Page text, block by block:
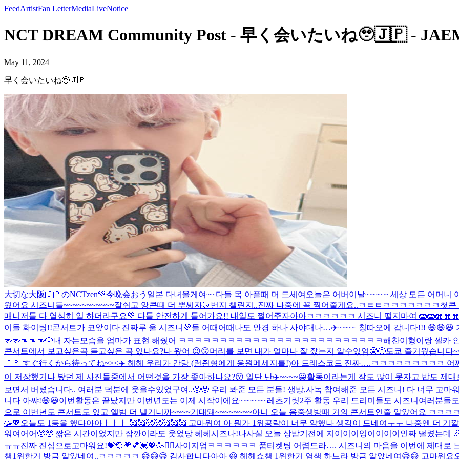
FeedArtistFan LetterMediaLiveNotice
NCT DREAM Community Post - 早く会いたいね🥹🇯🇵 -
May 11, 2024
早く会いたいね🥹🇯🇵
大切な大阪🇯🇵のNCTzen💚今晩会おう 일본 다녀올게여~~다들 목 아플때 머 드세여 오늘은 어버이날~~~~~ 세상 모든 어머니
웠어요 시즈니들~~~~~~~~~~~잘쉬고 앙콘때 더 뿌씨자🤟번지 챌린지..진짜 나중에 꼭 찍어줄게요..ㅋㅌㅌㅋㅋㅋㅋㅋㅋㅋ 첫콘
매니저들 다 열심히 일 하더라구요💚 다들 안전하게 들어가요!! 내일도 쩔어주자아아ㅋㅋㅋㅋㅋㅋ 시즈니 떨지마여
이들 화이팅!!콘서트가 코앞이다 진짜루 울 시즈니💚들 어때어때 나도 안경 하나 사야대나…✈️~~~~ 칭따오에 갑니다!!! 😆😆😆
🫳🫳🫳🫳🫳🐶내 자는모습을 엄마가 표현 해줬어 ㅋㅋㅋㅋㅋㅋㅋㅋㅋㅋㅋㅋㅋㅋㅋㅋㅋㅋㅋㅋㅋㅋㅋㅋㅋ해찬이형이랑 셀카
콘서트에서 보고싶은곡 듣고싶은 곡 있나요?나 왔어 😉😗머리를 보면 내가 얼마나 잘 잤는지 알수있엄🤓😚도쿄 즐거웠습니다
🇯🇵 すぐ行くから待ってね~><✈️ 헤헤 우리가 간당 (런쥔형에게 응원메세지를!)아 드레스코드 진짜….ㅋㅋㅋㅋㅋㅋㅋㅋㅋ 어
이 저장했거나 봤던 제 사진들중에서 어떤것을 가장 좋아하나요?😚 일단 난✈️~~~~😀활동이라는게 잠도 많이 못자고 밥도 제
보면서 버텼습니다.. 여러분 덕분에 웃을수있었구여..🥺🥹 우리 봐준 모든 분들! 생방,사녹 참여해준 모든 시즈니! 다 너무 고
니다 아쌰!😆😃이번활동은 끝났지만 이번년도는 이제 시작이에요~~~~~~레츠기릿2주 활동 우리 드리미들도 시즈니여러분들
으로 이번년도 콘서트도 있고 앨범 더 낼거니까~~~~기대돼~~~~~~~~아니 오늘 음중생방때 거의 콘서트인줄 알았어요 ㅋㅋㅋ
🥳💖 오늘도 1등을 했다아아ㅏㅏㅏ 🥰🥰🥰🥰🥰🥰🥰 고마워여 아 뭔가 1위공략이 너무 약했나 생각이 드네여ㅜㅜ 나중엔 더 기
워여어어🥺🥹 짧은 시간이었지만 잠깐이라도 웃었당 헤헤 시즈나!나사실 오늘 상받기전에 지이이이잉이이이이인짜 떨렸는데
ㅠㅠ진짜 진심으로고마워요!💝💞💗💕💓💖🥳🙇‍♂️사이지엄ㅋㅋㅋㅋㅋㅋ 풉티켓팅 어렵드라…. 시즈니의 마음을 이번에 제대로
챔1위한거 방금 알았네여..ㅋㅋㅋㅋㅋ 😅😅😅 감사합니다아아 😆 헤헤 쇼챔 1위한거 염색 하느라 방금 알았네여😅😅 고마워요